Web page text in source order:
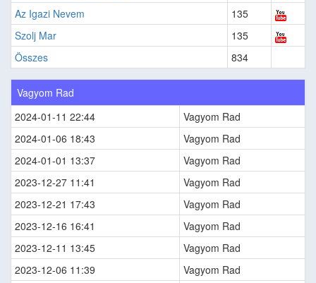
Az Igazi Nevem
135
Szolj Mar
135
Összes
834
Vagyom Rad
2024-01-11 22:44
Vagyom Rad
2024-01-06 18:43
Vagyom Rad
2024-01-01 13:37
Vagyom Rad
2023-12-27 11:41
Vagyom Rad
2023-12-21 17:43
Vagyom Rad
2023-12-16 16:41
Vagyom Rad
2023-12-11 13:45
Vagyom Rad
2023-12-06 11:39
Vagyom Rad